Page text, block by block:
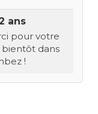
ans
pour votre
bientôt dans
!